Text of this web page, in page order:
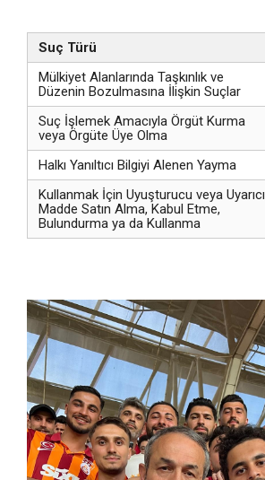
Suç Türü
Mülkiyet Alanlarında Taşkınlık ve
Düzenin Bozulmasına İlişkin Suçlar
Suç İşlemek Amacıyla Örgüt Kurma
veya Örgüte Üye Olma
Halkı Yanıltıcı Bilgiyi Alenen Yayma
Kullanmak İçin Uyuşturucu veya Uyarıcı
Madde Satın Alma, Kabul Etme,
Bulundurma ya da Kullanma